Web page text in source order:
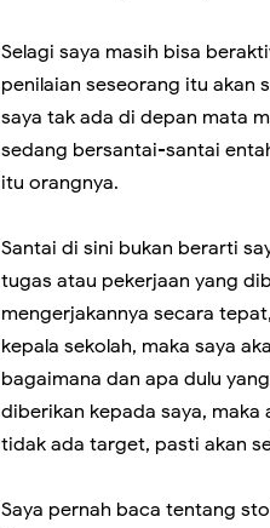
Selagi saya masih bisa
penilaian seseorang itu akan
saya tak ada di depan mata
sedang bersantai-santai
itu orangnya.
Santai di sini bukan berarti
tugas atau pekerjaan yang
mengerjakannya secara
kepala sekolah, maka saya
bagaimana dan apa dulu
diberikan kepada saya, maka
tidak ada target, pasti akan
Saya pernah baca tentang